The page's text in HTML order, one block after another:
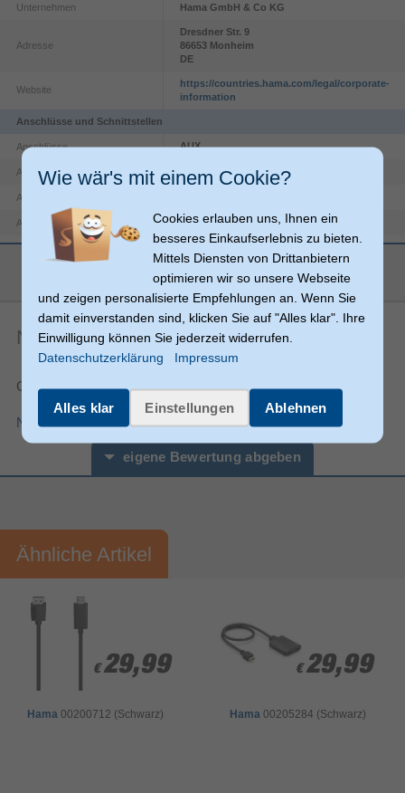
Unternehmen Hama GmbH & Co KG
Adresse
Dresdner Str. 9
86653 Monheim
DE
Website
https://countries.hama.com/legal/corporate-
information
Anschlüsse und Schnittstellen
Anschlüsse AUX
Anschluss 2
Anschluss1 Formfaktor
Anschluss2 Formfaktor Gerade
Steckverbinder 1 Geschlecht
Stecker
Leistung
Produktfarbe Schwarz, Silber
Verpackungsinformation
Verpackungstiefe
Verpackungshöhe 16 mm
Verpackungsbreite 105 mm
Artikelnummer 11992016410
mehr anzeigen
Noch keine Artikelbewertungen
Gesamtnote:
Nutzungsbedingungen für Produktbewertungen
eigene Bewertung abgeben
Ihre Bewertung:
Bitte mindestens 20 Wörter eingeben
Ihr Kommentar*
Ähnliche Artikel
€ 29,99
€ 29,99
Hama00200712 (Schwarz)
€ 29,99
€ 29,99
Hama00205284 (Schwarz)
Wie wär's mit einem Cookie?
Cookies erlauben uns, Ihnen ein
besseres Einkaufserlebnis zu bieten.
Mittels Diensten von Drittanbietern
optimieren wir so unsere Webseite
und zeigen personalisierte Empfehlungen an. Wenn Sie
damit einverstanden sind, klicken Sie auf "Alles klar". Ihre
Einwilligung können Sie jederzeit widerrufen.
Datenschutzerklärung
Impressum
Alles klar Einstellungen Ablehnen